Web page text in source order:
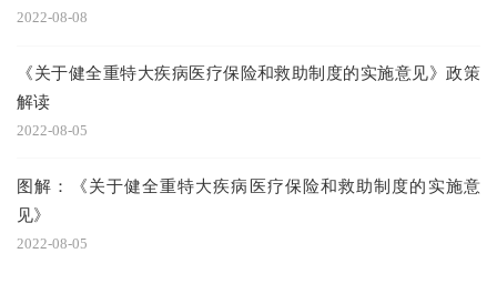
2022-08-08
《关于健全重特大疾病医疗保险和救助制度的实施意见》政策
解读
2022-08-05
图解：《关于健全重特大疾病医疗保险和救助制度的实施意
见》
2022-08-05